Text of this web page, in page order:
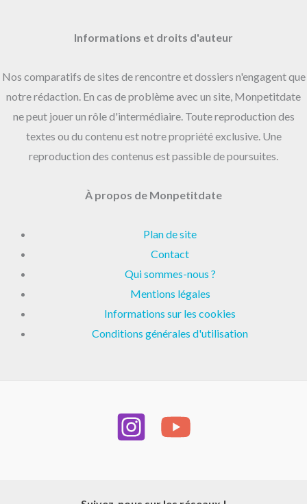
Informations et droits d'auteur
Nos comparatifs de sites de rencontre et dossiers n'engagent que
notre rédaction. En cas de problème avec un site, Monpetitdate
ne peut jouer un rôle d'intermédiaire. Toute reproduction des
textes ou du contenu est notre propriété exclusive. Une
reproduction des contenus est passible de poursuites.
À propos de Monpetitdate
Plan de site
Contact
Qui sommes-nous ?
Mentions légales
Informations sur les cookies
Conditions générales d'utilisation